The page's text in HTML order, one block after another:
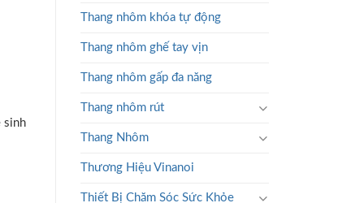
Thang nhôm khóa tự động
Thang nhôm ghế tay vịn
Thang nhôm gấp đa năng
Thang nhôm rút
Thang Nhôm
Thương Hiệu Vinanoi
Thiết Bị Chăm Sóc Sức Khỏe
sinh